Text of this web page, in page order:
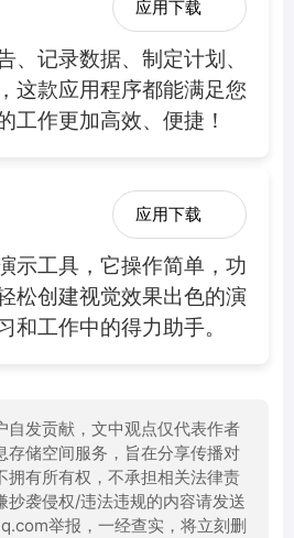
应用下载
、记录数据、制定计划、
这款应用程序都能满足您
工作更加高效、便捷！
应用下载
示工具，它操作简单，功
松创建视觉效果出色的演
和工作中的得力助手。
自发贡献，文中观点仅代表作者
存储空间服务，旨在分享传播对
拥有所有权，不承担相关法律责
抄袭侵权/违法违规的内容请发送
举报，一经查实，将立刻删